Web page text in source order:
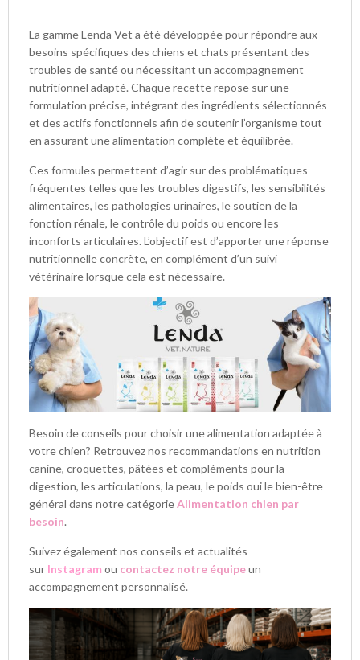
La gamme Lenda Vet a été développée pour répondre aux
besoins spécifiques des chiens et chats présentant des
troubles de santé ou nécessitant un accompagnement
nutritionnel adapté. Chaque recette repose sur une
formulation précise, intégrant des ingrédients sélectionnés
et des actifs fonctionnels afin de soutenir l’organisme tout
en assurant une alimentation complète et équilibrée.
Ces formules permettent d’agir sur des problématiques
fréquentes telles que les troubles digestifs, les sensibilités
alimentaires, les pathologies urinaires, le soutien de la
fonction rénale, le contrôle du poids ou encore les
inconforts articulaires. L’objectif est d’apporter une réponse
nutritionnelle concrète, en complément d’un suivi
vétérinaire lorsque cela est nécessaire.
Besoin de conseils pour choisir une alimentation adaptée à
votre chien? Retrouvez nos recommandations en nutrition
canine, croquettes, pâtées et compléments pour la
digestion, les articulations, la peau, le poids oui le bien-être
général dans notre catégorieAlimentation chien par
besoin.
Suivez également nos conseils et actualités
sur Instagram ou contactez notre équipeun
accompagnement personnalisé.